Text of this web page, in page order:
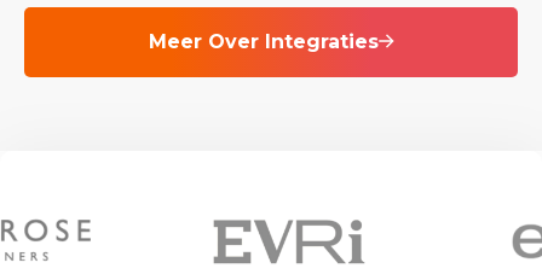
Meer Over Integraties